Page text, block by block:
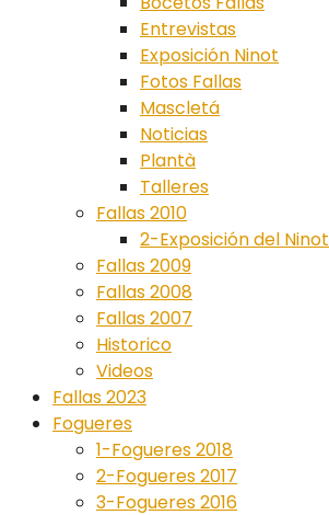
Entrevistas
Exposición Ninot
Fotos Fallas
Mascletá
Noticias
Plantà
Talleres
Fallas 2010
2-Exposición del Ninot
Fallas 2009
Fallas 2008
Fallas 2007
Historico
Videos
Fallas 2023
Fogueres
1-Fogueres 2018
2-Fogueres 2017
3-Fogueres 2016